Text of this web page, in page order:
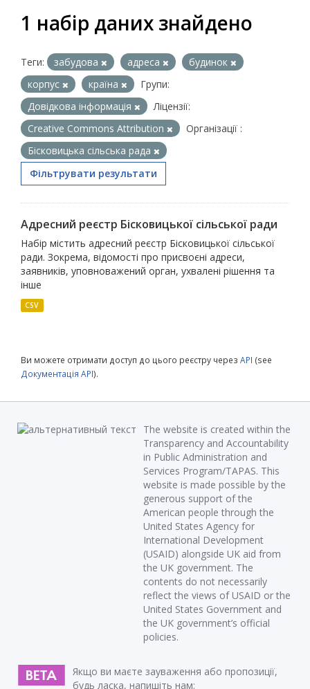
1 набір даних знайдено
Теги: забудова адреса
будинок
корпус
країна
Групи:
Довідкова інформація
Ліцензії:
Creative Commons Attribution
Організації :
Бісковицька сільська рада
Фільтрувати результати
Адресний реєстр Бісковицької сільської ради
Набір містить адресний реєстр Бісковицької сільської
ради. Зокрема, відомості про присвоєні адреси,
заявників, уповноважений орган, ухвалені рішення та
інше
CSV
Ви можете отримати доступ до цього реєстру через API (see
Документація API).
The website is created within the
Transparency and Accountability
in Public Administration and
Services Program/TAPAS. This
website is made possible by the
generous support of the
American people through the
United States Agency for
International Development
(USAID) alongside UK aid from
the UK government. The
contents do not necessarily
reflect the views of USAID or the
United States Government and
the UK government’s official
policies.
Якщо ви маєте зауваження або пропозиції,
будь ласка, напишіть нам: